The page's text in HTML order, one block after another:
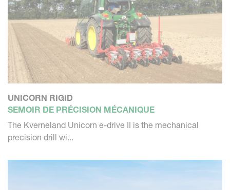
UNICORN RIGID
SEMOIR DE PRÉCISION MÉCANIQUE
The Kverneland Unicorn e-drive II is the mechanical
precision drill wi...